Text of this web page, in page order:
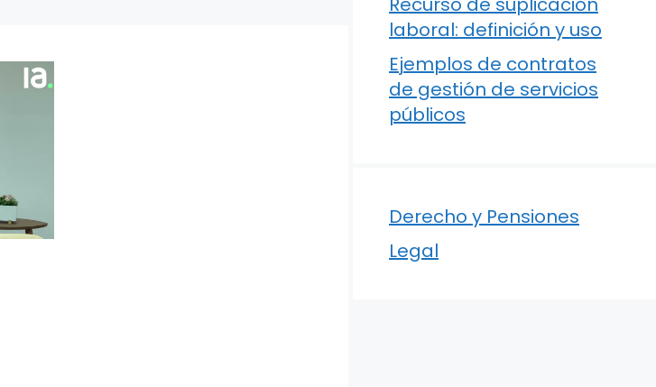
laboral: definición y uso
Ejemplos de contratos
de gestión de servicios
públicos
Derecho y Pensiones
Legal